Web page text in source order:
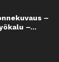
–
–...